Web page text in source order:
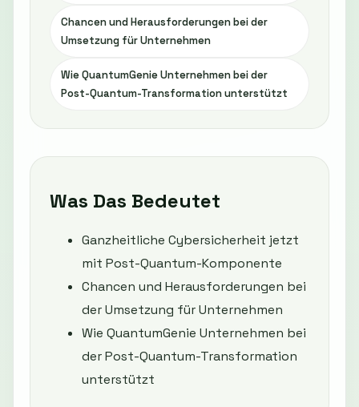
Chancen und Herausforderungen bei der
Umsetzung für Unternehmen
Wie QuantumGenie Unternehmen bei der
Post-Quantum-Transformation unterstützt
Was Das Bedeutet
Ganzheitliche Cybersicherheit jetzt
mit Post-Quantum-Komponente
Chancen und Herausforderungen bei
der Umsetzung für Unternehmen
Wie QuantumGenie Unternehmen bei
der Post-Quantum-Transformation
unterstützt